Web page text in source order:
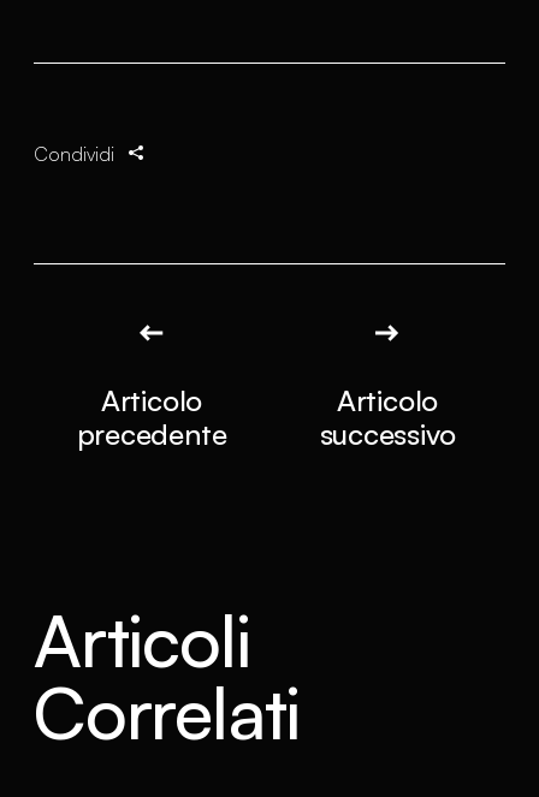
Condividi
Articolo
precedente
Articolo
successivo
Articoli
Correlati